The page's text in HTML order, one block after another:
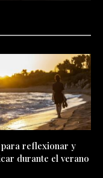
para reflexionar y
durante el verano